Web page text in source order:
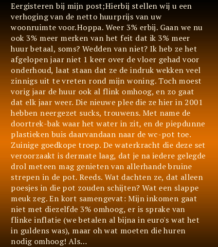
Eergisteren bij mijn post;Hierbij stellen wij u een
verhoging van de netto huurprijs van uw
woonruimte voor.Hoppa. Weer 3% erbij. Gaan we nu
ook 3% meer merken van het feit dat ik 3% meer
huur betaal, soms? Wedden van niet? Ik heb ze het
afgelopen jaar niet 1 keer over de vloer gehad voor
onderhoud, laat staan dat ze de indruk wekken veel
zinnigs uit te vreten rond mijn woning. Toch moest
vorig jaar de huur ook al flink omhoog, en zo gaat
dat elk jaar weer. Die nieuwe plee die ze hier in 2001
hebben neergezet sucks, trouwens. Met name de
doortrek-bak waar het water in zit, en de piepdunne
plastieken buis daarvandaan naar de wc-pot toe.
Zuinige goedkope troep. De waterkracht die deze set
veroorzaakt is dermate laag, dat je na iedere gelegde
drol meteen mag genieten van allerhande bruine
strepen in de pot. Reeds. Wat dachten ze, dat alleen
poesjes in die pot zouden schijten? Wat een slappe
meuk zeg. En kort samengevat: Mijn inkomen gaat
niet met diezelfde 3% omhoog, er is sprake van
flinke inflatie (we betalen al bijna in euro's wat het
in guldens was), maar oh wat moeten die huren
nodig omhoog! Als…